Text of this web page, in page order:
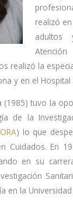
realizó
realizó la
y en el Hospital
(1985) tuvo la
de la
) lo que
Cuidados. En
en su
en la